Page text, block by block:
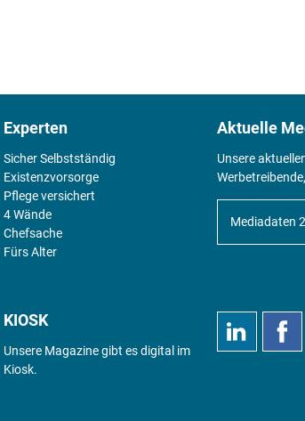
Experten
Sicher Selbstständig
Existenz­vorsorge
Pflege versichert
4 Wände
Chefsache
Fürs Alter
Aktuelle
Unsere
Mediadaten
KIOSK
Unsere Magazine gibt es digital im
Kiosk.